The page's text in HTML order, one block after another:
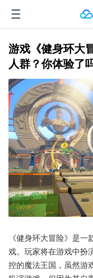
游戏《健身环大
人群？你体验了
《健身环大冒险》是
戏。玩家将在游戏中扮
控的魔法王国，虽然游